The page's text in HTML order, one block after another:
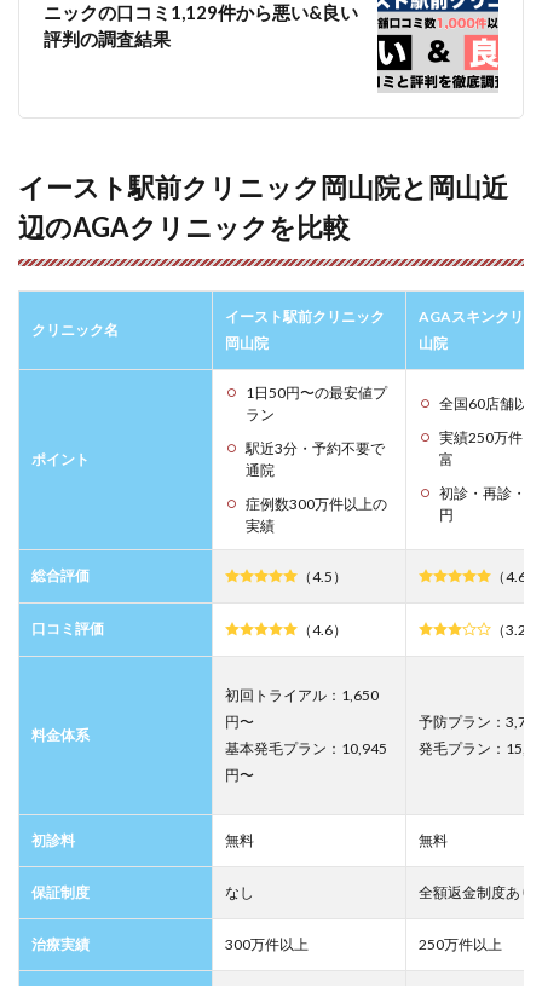
クリ
ニッ
くあ
12.1
Q. イー
前クリ
ニック
んなク
Q. イー
の強み
は何で
12.3
Q. イー
ニック
は予約
療して
もらえ
ます
Q. イー
ニックの口コミ1,129件から悪い&良い
評判の調査結果
イースト駅前クリニック岡山院と岡山近
辺のAGAクリニックを比較
クリニック名
イースト駅前クリニック
岡山院
AGAスキンクリニ
山院
ポイント
1日50円〜の最安値プ
ラン
駅近3分・予約不要で
通院
症例数300万件以上の
実績
全国60店舗以
実績250万件以
富
初診・再診・
円
総合評価 （4.5） （4.6）
口コミ評価 （4.6） （3.2）
料金体系
初回トライアル：1,650
円〜
基本発毛プラン：10,945
円〜
予防プラン：
発毛プラン：
初診料 無料 無料
保証制度 なし 全額返金制度あり
治療実績 300万件以上 250万件以上